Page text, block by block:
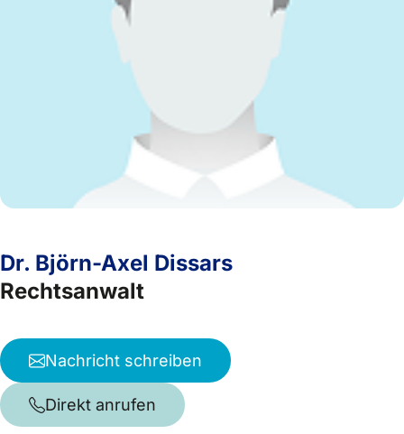
Dr. Björn-Axel Dissars
Rechtsanwalt
Nachricht schreiben
Direkt anrufen